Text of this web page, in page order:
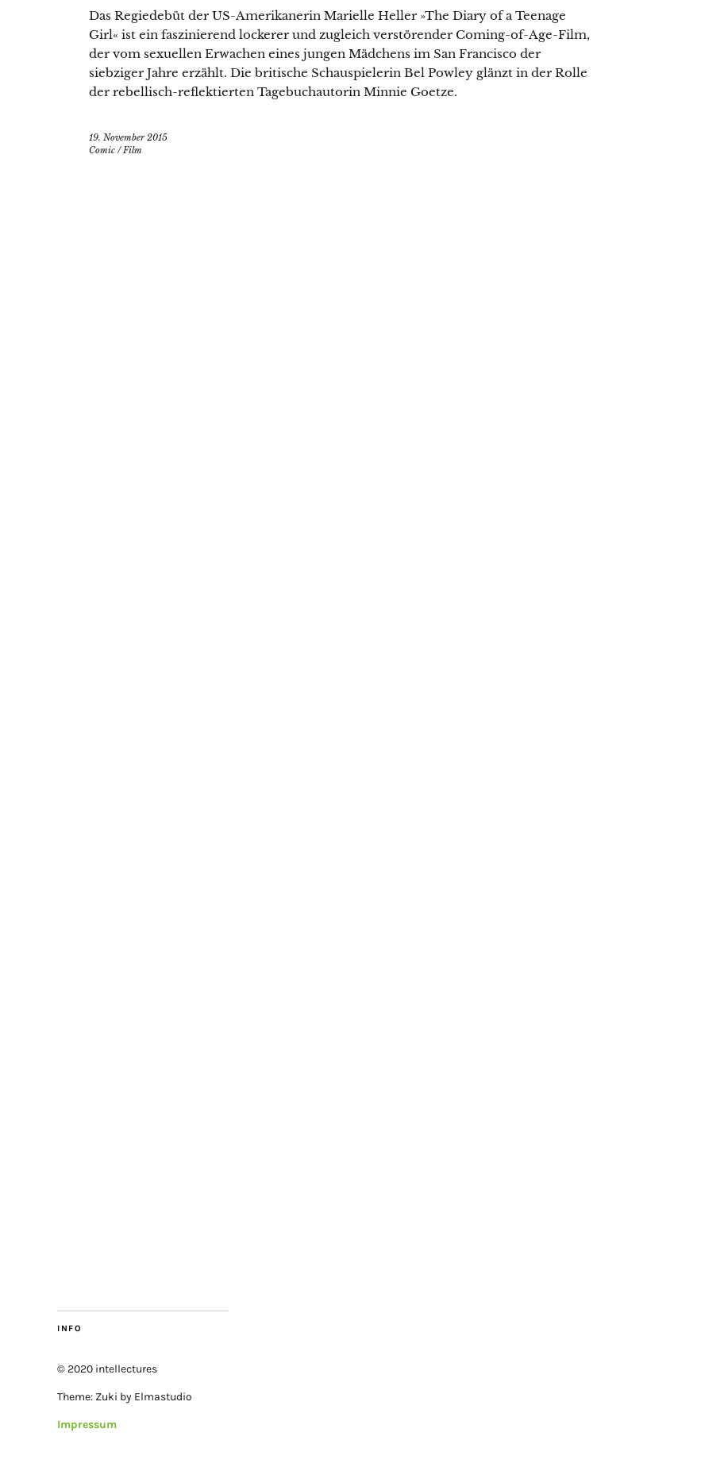
Das Regiedebüt der US-Amerikanerin Marielle Heller »The Diary of a Teenage
Girl« ist ein faszinierend lockerer und zugleich verstörender Coming-of-Age-Film,
der vom sexuellen Erwachen eines jungen Mädchens im San Francisco der
siebziger Jahre erzählt. Die britische Schauspielerin Bel Powley glänzt in der Rolle
der rebellisch-reflektierten Tagebuchautorin Minnie Goetze.
19. November 2015
Comic / Film
INFO
© 2020 intellectures
Theme: Zuki by Elmastudio
Impressum